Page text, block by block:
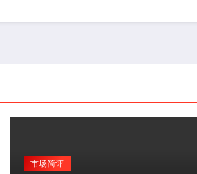
市场简评